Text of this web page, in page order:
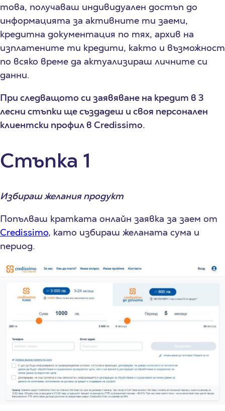
това, получаваш индивидуален достъп до
информацията за активните ти заеми,
кредитна документация по тях, архив на
изплатените ти кредити, както и възможност
по всяко време да актуализираш личните си
данни.
При следващото си заявяване на кредит в 3
лесни стъпки ще създадеш и своя персонален
клиентски профил в Credissimo.
Стъпка 1
Избираш желания продукт
Попълваш кратката онлайн заявка за заем от
Credissimo, като избираш желаната сума и
период.